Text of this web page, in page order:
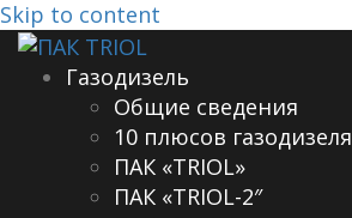
Skip to content
Газодизель
Общие сведения
10 плюсов газодизеля
ПАК «TRIOL»
ПАК «TRIOL-2″